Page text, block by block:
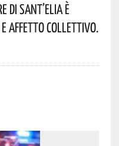
Di Sant’Elia È
E Affetto Collettivo.